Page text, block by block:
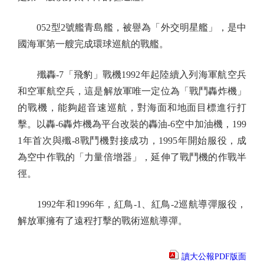
052型2號艦青島艦，被譽為「外交明星艦」，是中
國海軍第一艘完成環球巡航的戰艦。
殲轟-7「飛豹」戰機1992年起陸續入列海軍航空兵
和空軍航空兵，這是解放軍唯一定位為「戰鬥轟炸機」
的戰機，能夠超音速巡航，對海面和地面目標進行打
擊。以轟-6轟炸機為平台改裝的轟油-6空中加油機，199
1年首次與殲-8戰鬥機對接成功，1995年開始服役，成
為空中作戰的「力量倍增器」，延伸了戰鬥機的作戰半
徑。
1992年和1996年，紅鳥-1、紅鳥-2巡航導彈服役，
解放軍擁有了遠程打擊的戰術巡航導彈。
讀大公報PDF版面